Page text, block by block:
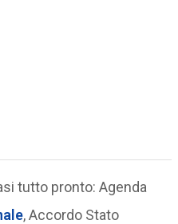
tutto pronto: Agenda
, Accordo Stato